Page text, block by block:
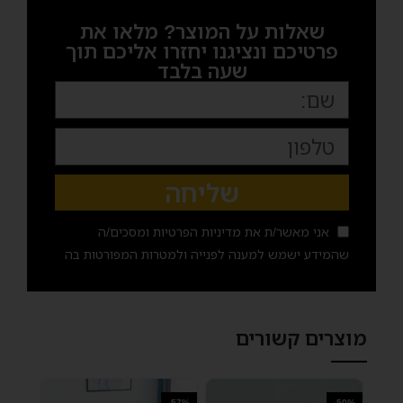
שאלות על המוצר? מלאו את
פרטיכם ונציגנו יחזרו אליכם תוך
שעה בלבד
אני מאשר/ת את מדיניות הפרטיות ומסכים/ה
שהמידע ישמש למענה לפנייה ולמטרות המפורטות בה
שליחה
מוצרים קשורים